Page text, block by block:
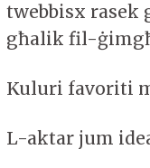
twebbisx rasek
għalik fil-
Kuluri favoriti
L-aktar jum